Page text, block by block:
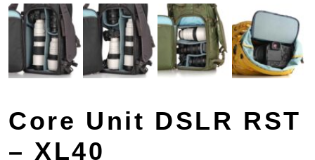
Core Unit DSLR RST
– XL40